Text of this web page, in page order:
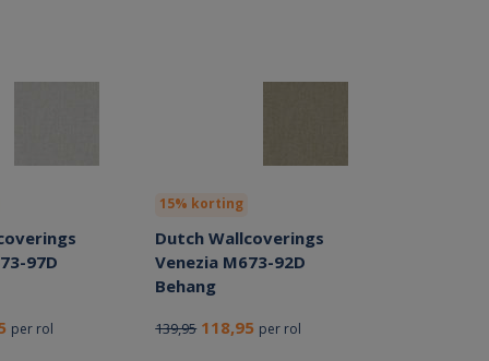
97D
per rol
15% korting
Dutch Wallcoverings
Venezia M673-92D
Behang
139,95 118,95 per rol